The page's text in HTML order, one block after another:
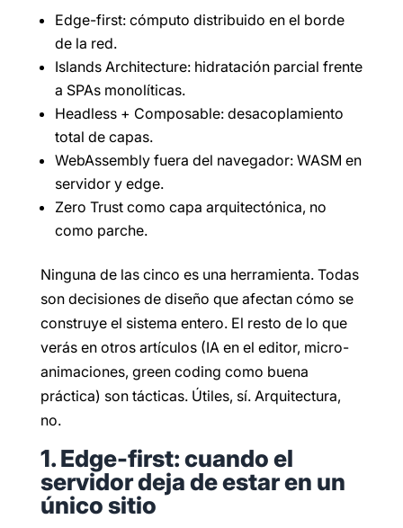
Edge-first: cómputo distribuido en el borde
de la red.
Islands Architecture: hidratación parcial frente
a SPAs monolíticas.
Headless + Composable: desacoplamiento
total de capas.
WebAssembly fuera del navegador: WASM en
servidor y edge.
Zero Trust como capa arquitectónica, no
como parche.
Ninguna de las cinco es una herramienta. Todas
son decisiones de diseño que afectan cómo se
construye el sistema entero. El resto de lo que
verás en otros artículos (IA en el editor, micro-
animaciones, green coding como buena
práctica) son tácticas. Útiles, sí. Arquitectura,
no.
1. Edge-first: cuando el
servidor deja de estar en un
único sitio